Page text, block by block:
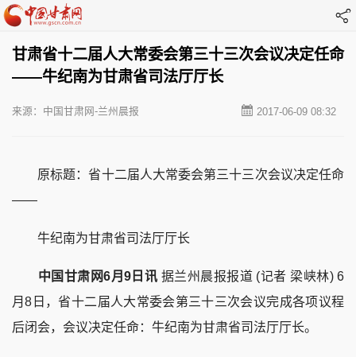
甘肃省十二届人大常委会第三十三次会议决定任命
——牛纪南为甘肃省司法厅厅长
2017-06-09 08:32
来源：中国甘肃网-兰州晨报
原标题：省十二届人大常委会第三十三次会议决定任命
——
牛纪南为甘肃省司法厅厅长
中国甘肃网6月9日讯 据兰州晨报报道 (记者 梁峡林) 6
月8日，省十二届人大常委会第三十三次会议完成各项议程
后闭会，会议决定任命：牛纪南为甘肃省司法厅厅长。